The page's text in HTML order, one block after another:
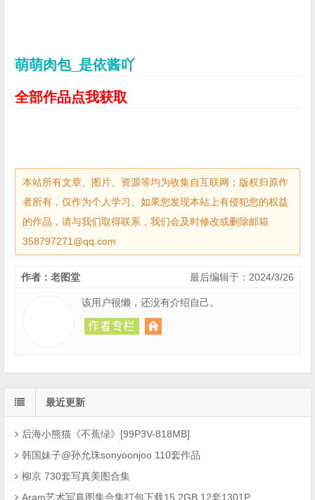
萌萌肉包_ 是依酱吖
全部作品点我获取
本站所有文章、图片、资源等均为收集自互联网；版权归原作
者所有，仅作为个人学习、如果您发现本站上有侵犯您的权益
的作品，请与我们取得联系，我们会及时修改或删除邮箱
358797271@qq.com
最后编辑于：2024/3/26
作者：老图堂
该用户很懒，还没有介绍自己。
最近更新
后海小熊猫《不蕉绿》[99P3V-818MB]
韩国妹子@孙允珠sonyoonjoo 110套作品
柳京 730套写真美图合集
Aram艺术写真图集合集打包下载15.2GB 12套1301P